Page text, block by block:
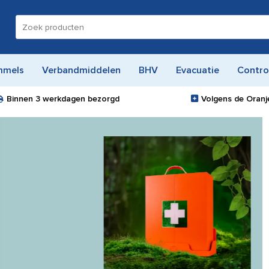
naar:
Verbandmiddelen BHV Evacuatie
Binnen 3 werkdagen bezorgd Volgens de